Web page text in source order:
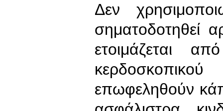
Δεν
σηματοδοτηθεί
ετοιμάζεται
επωφεληθούν